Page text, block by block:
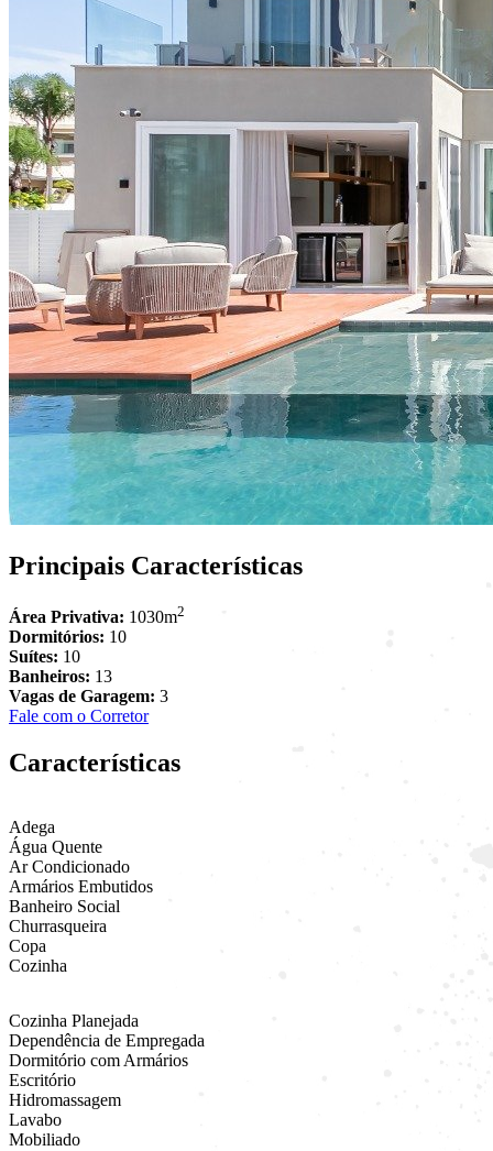
Principais Características
Área Privativa: 1030m2
Dormitórios: 10
Suítes: 10
Banheiros: 13
Vagas de Garagem: 3
Fale com o Corretor
Características
Adega
Água Quente
Ar Condicionado
Armários Embutidos
Banheiro Social
Churrasqueira
Copa
Cozinha
Cozinha Planejada
Dependência de Empregada
Dormitório com Armários
Escritório
Hidromassagem
Lavabo
Mobiliado